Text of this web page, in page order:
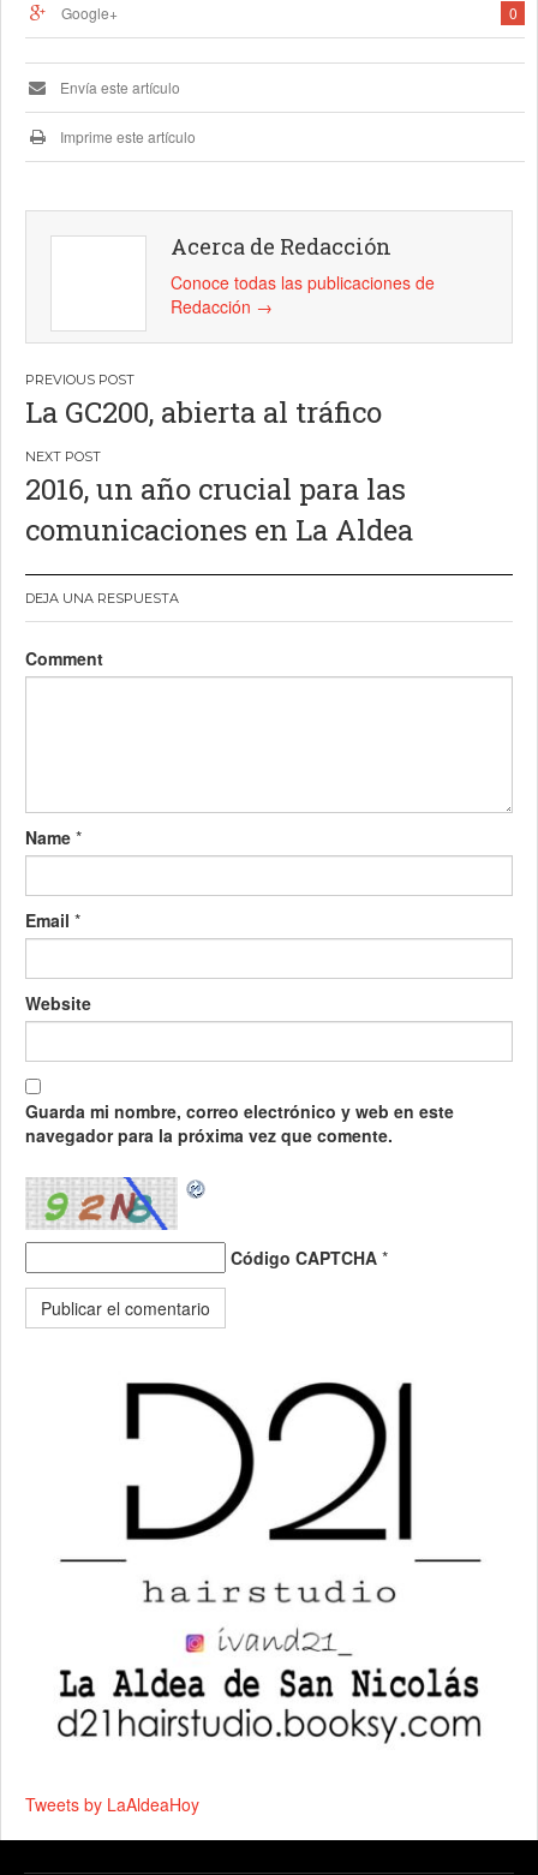
0
Google+
Envía este artículo
Imprime este artículo
Acerca de Redacción
Conoce todas las publicaciones de
Redacción →
Navegación
de
entradas
La GC200, abierta al tráfico
2016, un año crucial para las
comunicaciones en La Aldea
DEJA UNA RESPUESTA
Comment
Name *
Email *
Website
Guarda mi nombre, correo electrónico y web en este
navegador para la próxima vez que comente.
Código CAPTCHA *
Tweets by LaAldeaHoy